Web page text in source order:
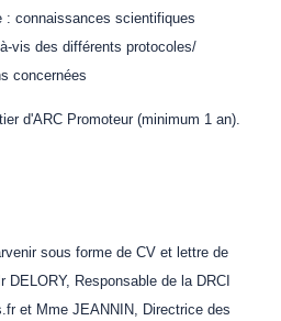
connaissances scientifiques
vis des différents protocoles/
concernées
d'ARC Promoteur (minimum 1 an).
sous forme de CV et lettre de
Responsable de la DRCI
et Mme JEANNIN, Directrice des